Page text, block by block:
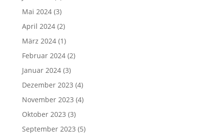
Mai 2024(3)
April 2024(2)
März 2024(1)
Februar 2024(2)
Januar 2024(3)
Dezember 2023 (4)
November 2023 (4)
Oktober 2023 (3)
September 2023 (5)